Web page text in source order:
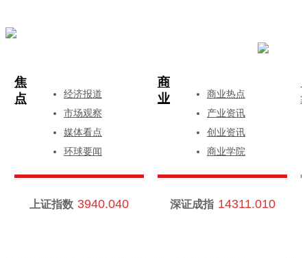
焦
点
经济报道
市场观察
媒体看点
环球要闻
商
业
商业热点
产业资讯
创业资讯
商业学院
上证指数 3940.040 深证成指 14311.010